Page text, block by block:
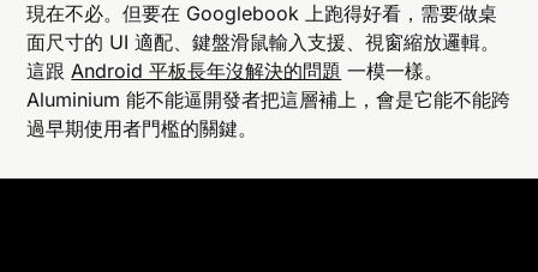
現在不必。但要在 Googlebook 上跑得好看，需要做桌
面尺寸的 UI 適配、鍵盤滑鼠輸入支援、視窗縮放邏輯。
這跟Android 平板長年沒解決的問題 一模一樣。
Aluminium 能不能逼開發者把這層補上，會是它能不能跨
過早期使用者門檻的關鍵。